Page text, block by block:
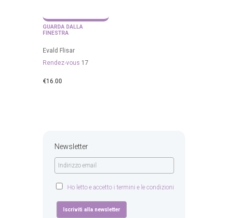
GUARDA DALLA
FINESTRA
Evald Flisar
Rendez-vous 17
€16.00
Newsletter
Ho letto e accetto i termini e le condizioni